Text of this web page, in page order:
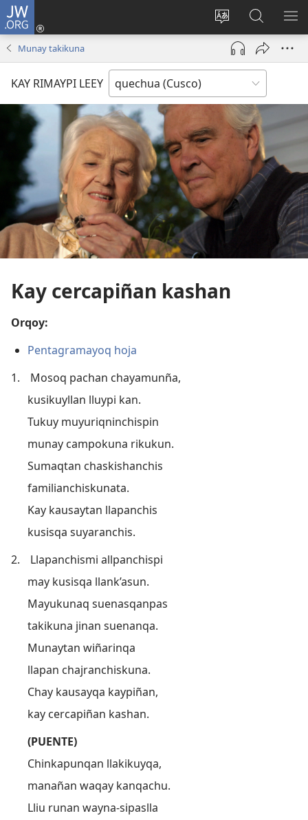
JW.ORG
Direccionpi
akllay
Sutiykiwan
jaykuy
(abre
nueva
JW.ORG
nisqapi
maskhay
Munay takikuna
KAY RIMAYPI LEEY
Kay cercapiñan kashan
Orqoy:
Pentagramayoq hoja
1.
Mosoq pachan chayamunña,
kusikuyllan lluypi kan.
Tukuy muyuriqninchispin
munay campokuna rikukun.
Sumaqtan chaskishanchis
familianchiskunata.
Kay kausaytan llapanchis
kusisqa suyaranchis.
2.
Llapanchismi allpanchispi
may kusisqa llank’asun.
Mayukunaq suenasqanpas
takikuna jinan suenanqa.
Munaytan wiñarinqa
llapan chajranchiskuna.
Chay kausayqa kaypiñan,
kay cercapiñan kashan.
(PUENTE)
Chinkapunqan llakikuyqa,
manañan waqay kanqachu.
Lliu runan wayna-sipaslla